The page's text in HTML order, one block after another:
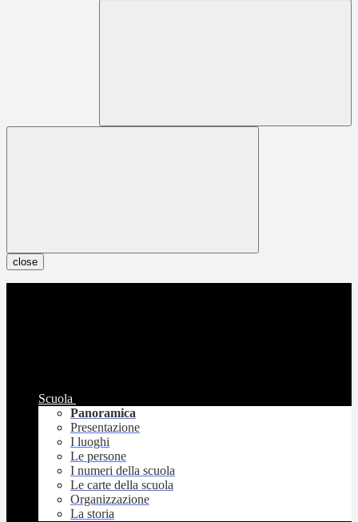
close
Scuola
Panoramica
Presentazione
I luoghi
Le persone
I numeri della scuola
Le carte della scuola
Organizzazione
La storia